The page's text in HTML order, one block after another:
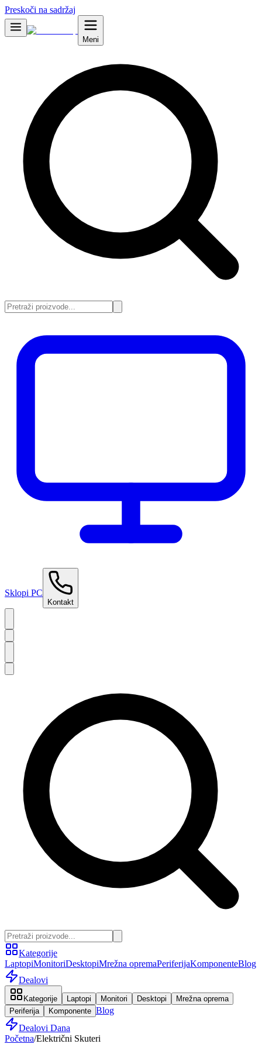
Preskoči na sadržaj
Meni
Sklopi PC
Kontakt
Kategorije
LaptopiMonitoriDesktopiMrežna opremaPeriferijaKomponenteBlog
Dealovi
Kategorije Laptopi Monitori Desktopi
Mrežna oprema
Periferija
Komponente Blog
Dealovi Dana
Početna/Električni Skuteri